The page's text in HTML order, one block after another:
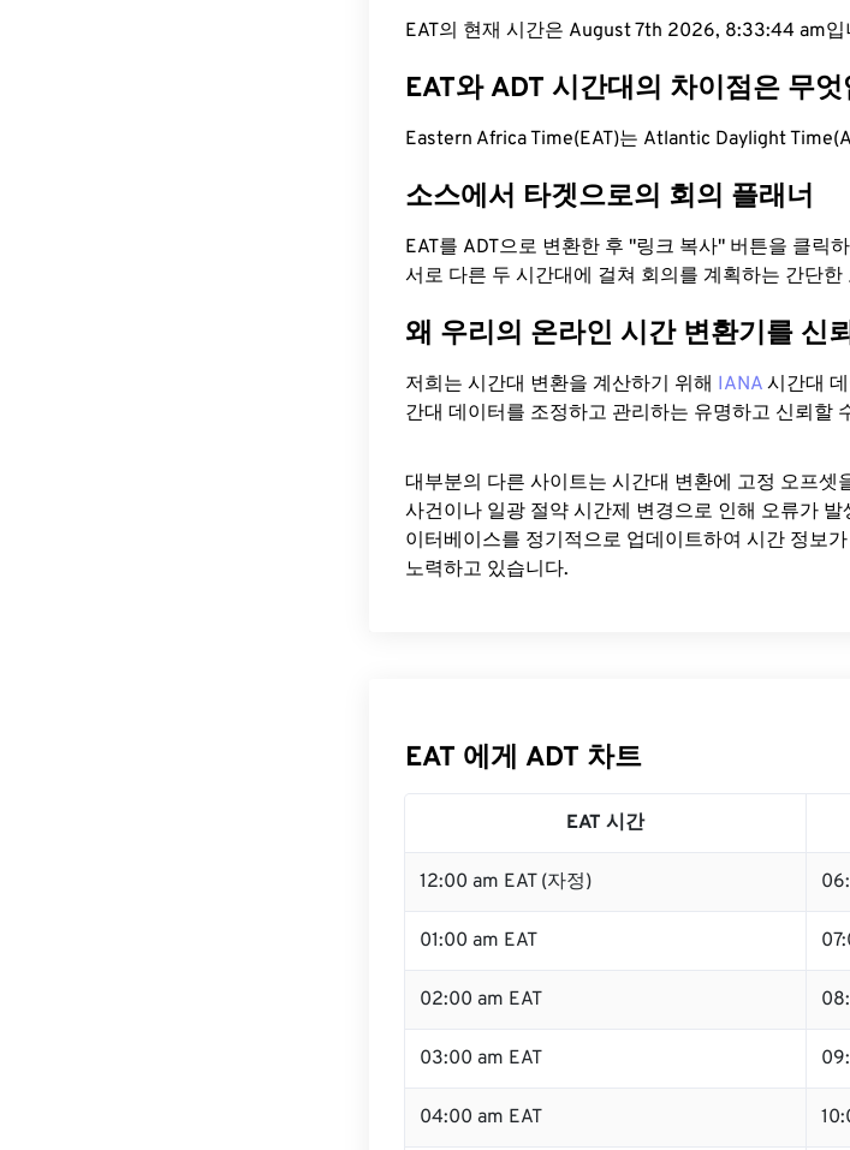
EAT의 현재 시간은 August 7th 2026, 8:33:45 am입
EAT와 ADT 시간대의 차이점은 무
Eastern Africa Time(EAT)는 Atlantic Daylight
소스에서 타겟으로의 회의 플래너
EAT를 ADT으로 변환한 후 "링크 복사" 버튼을 클릭
서로 다른 두 시간대에 걸쳐 회의를 계획하는 간단한
왜 우리의 온라인 시간 변환기를 신
저희는 시간대 변환을 계산하기 위해 IANA 시간대
간대 데이터를 조정하고 관리하는 유명하고 신뢰할
대부분의 다른 사이트는 시간대 변환에 ​​고정 오프셋
사건이나 일광 절약 시간제 변경으로 인해 오류가
이터베이스를 정기적으로 업데이트하여 시간 정보
노력하고 있습니다.
EAT 에게 ADT 차트
EAT 시간
12:00 am EAT (자정)
01:00 am EAT
02:00 am EAT
03:00 am EAT
04:00 am EAT